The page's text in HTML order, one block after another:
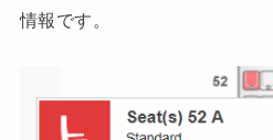
情報です。